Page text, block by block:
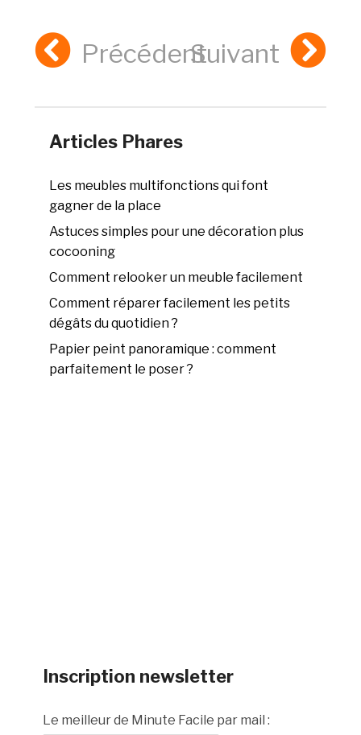
PrécédentSuivant
Articles Phares
Les meubles multifonctions qui font
gagner de la place
Astuces simples pour une décoration plus
cocooning
Comment relooker un meuble facilement
Comment réparer facilement les petits
dégâts du quotidien ?
Papier peint panoramique : comment
parfaitement le poser ?
Inscription newsletter
Le meilleur de Minute Facile par mail :